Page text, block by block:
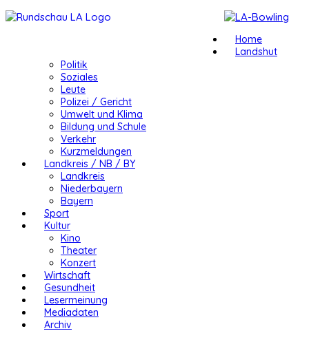
Home
Landshut
Politik
Soziales
Leute
Polizei / Gericht
Umwelt und Klima
Bildung und Schule
Verkehr
Kurzmeldungen
Landkreis / NB / BY
Landkreis
Niederbayern
Bayern
Sport
Kultur
Kino
Theater
Konzert
Wirtschaft
Gesundheit
Lesermeinung
Mediadaten
Archiv